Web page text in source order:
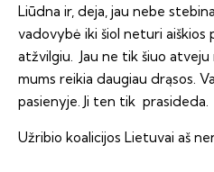
Liūdna ir, deja, jau nebe
vadovybė iki šiol neturi aiškios
atžvilgiu. Jau ne tik šiuo
mums reikia daugiau drąsos.
pasienyje. Ji ten tik prasideda.
Užribio koalicijos Lietuvai aš